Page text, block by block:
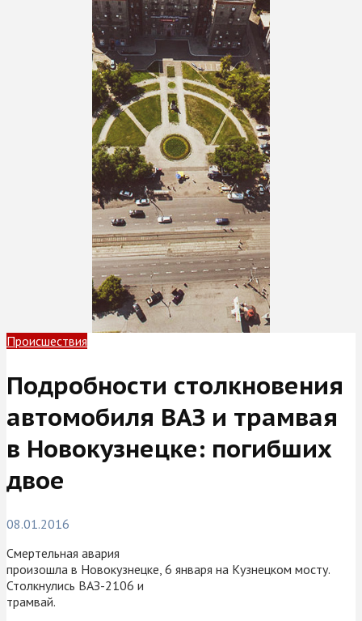
Происшествия
Подробности столкновения
автомобиля ВАЗ и трамвая
в Новокузнецке: погибших
двое
08.01.2016
Смертельная авария
произошла в Новокузнецке, 6 января на Кузнецком мосту.
Столкнулись ВАЗ-2106 и
трамвай.